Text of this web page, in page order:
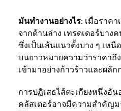
มันทำงานอย่างไร: เมื่อราคา
จากด้านล่าง เทรดเดอร์บาง
ซึ่งเป็นเส้นแนวตั้งบาง ๆ เหนื
บนยาวหมายความว่าราคาถึ
เข้ามาอย่างก้าวร้าวและผลั
การปฏิเสธไส้ตะเกียงหนึ่งอั
คลัสเตอร์อาจมีความสำคัญม